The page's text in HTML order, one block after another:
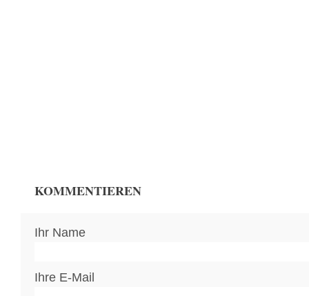
KOMMENTIEREN
Ihr Name
Ihre E-Mail